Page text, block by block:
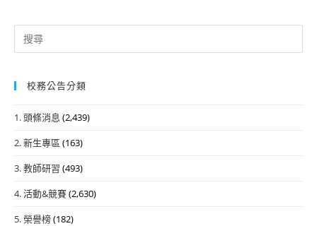
Search
for:
校務公告分類
1. 頭條消息 (2,439)
2. 新生專區 (163)
3. 教師研習 (493)
4. 活動&競賽(2,630)
5. 榮譽榜(182)